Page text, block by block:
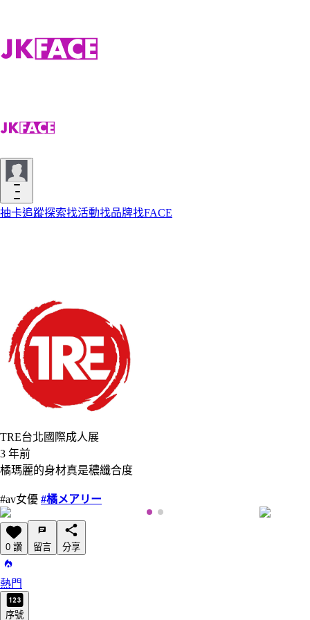
抽卡追蹤探索找活動找品牌找FACE
TRE台北國際成人展
3 年前
橘瑪麗的身材真是穠纖合度
#av女優 #橘メアリー
0 讚 留言 分享
熱門
序號